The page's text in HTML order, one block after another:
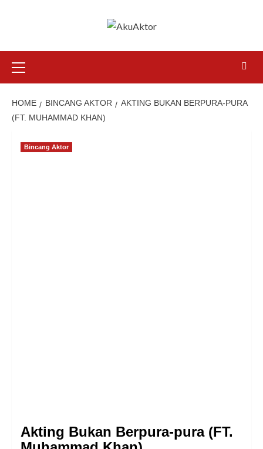
HOME BINCANG AKTOR
AKTING BUKAN BERPURA-PURA
(FT. MUHAMMAD KHAN)
Bincang Aktor
Akting Bukan Berpura-pura (FT.